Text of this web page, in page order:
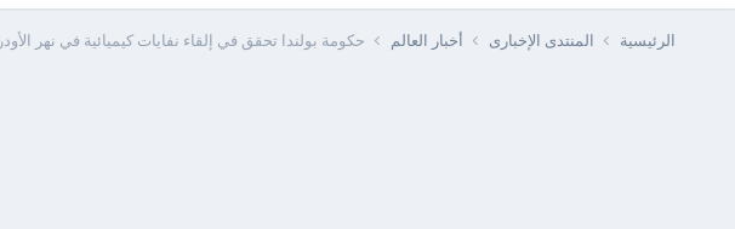
الرئيسية المنتدى الإخبارى أخبار العالم حكومة بولندا تحقق في إلقاء نفايات كيميائية في نهر الأودر